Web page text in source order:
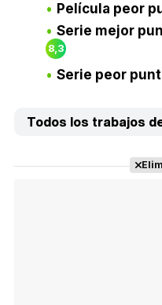
Película peor
Serie mejor
8,3
Serie peor
Todos los trabajos